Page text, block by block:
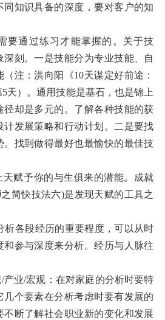
同知识具备的深度，要对客户的知
要通过练习才能掌握的。关于技
刻。一是技能分为专业技能、自
注：洪向阳《10天谋定好前途：
天）。通用技能是基石，也是锦上
径却是多元的。了解各种技能的获
计发展策略和行动计划。二是要找
。找到做得最好也最愉快的最佳技
天赋予你的与生俱来的潜能。成就
之简快技法六)是发现天赋的工具之
析各段经历的重要程度，可以从时
和参与深度来分析。经历与人脉往
产业/宏观：在对家庭的分析时要特
几个要素在分析考虑时要有发展的
不断了解社会职业新的变化和发展